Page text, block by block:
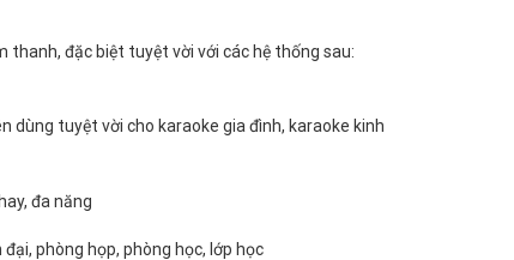
đặc biệt tuyệt vời với các hệ thống sau:
dùng tuyệt vời cho karaoke gia đình, karaoke kinh
đa năng
phòng họp, phòng học, lớp học